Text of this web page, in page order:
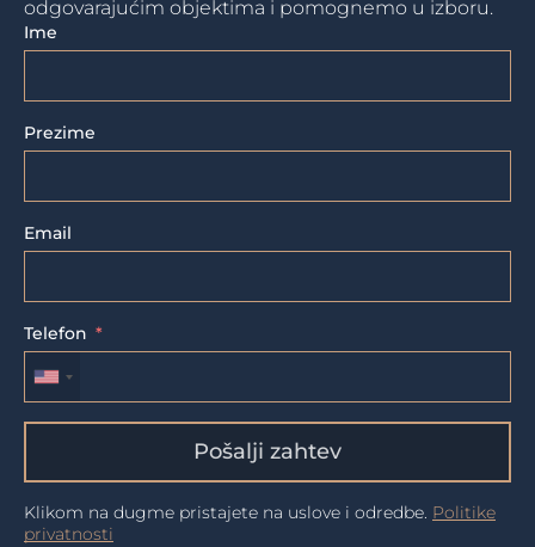
odgovarajućim objektima i pomognemo u izboru.
Ime
Prezime
Email
Telefon
Pošalji zahtev
Klikom na dugme pristajete na uslove i odredbe. Politike
privatnosti